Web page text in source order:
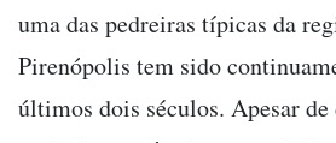
uma das pedreiras típicas da
Pirenópolis tem sido
últimos dois séculos. Apesar